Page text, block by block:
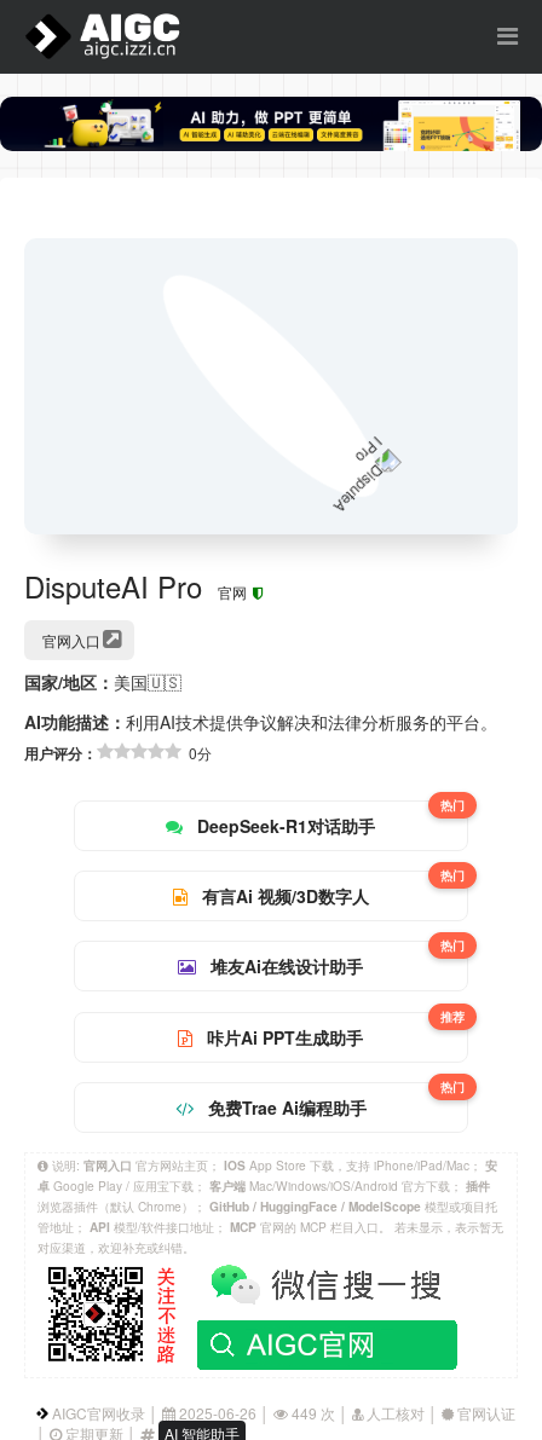
DisputeAI Pro 官网
官网入口
国家/地区： 美国🇺🇸
AI功能描述： 利用AI技术提供争议解决和法律分析服务的平台。
用户评分： 0分
DeepSeek-R1对话助手
热门
有言Ai 视频/3D数字人
热门
堆友Ai在线设计助手
热门
咔片Ai PPT生成助手
推荐
免费Trae Ai编程助手
热门
说明: 官网入口 官方网站主页； IOS App Store 下载，支持 iPhone/iPad/Mac； 安
卓 Google Play / 应用宝下载； 客户端 Mac/Windows/iOS/Android 官方下载； 插件
浏览器插件（默认 Chrome）； GitHub / HuggingFace / ModelScope 模型或项目托
管地址； API 模型/软件接口地址； MCP 官网的 MCP 栏目入口。 若未显示，表示暂无
对应渠道，欢迎补充或纠错。
AIGC官网收录 │ 2025-06-26 │ 449 次 │ 人工核对 │
官网认证
│
定期更新 │ AI 智能助手